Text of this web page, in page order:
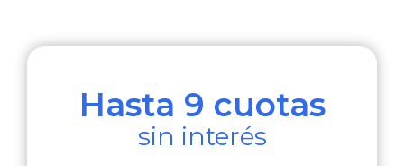
Hasta 9 cuotas
sin interés​